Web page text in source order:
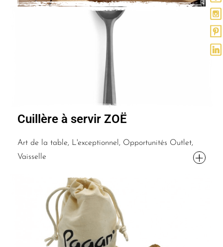
Cuillère à servir ZOË
Art de la table, L'exceptionnel, Opportunités Outlet,
Vaisselle